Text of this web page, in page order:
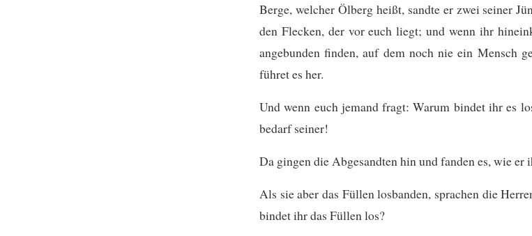
Berge, welcher Ölberg heißt, sandte er zwei seiner
den Flecken, der vor euch liegt; und wenn ihr
angebunden finden, auf dem noch nie ein Mensch
führet es her.
Und wenn euch jemand fragt: Warum bindet ihr es
bedarf seiner!
Da gingen die Abgesandten hin und fanden es, wie er
Als sie aber das Füllen losbanden, sprachen die
bindet ihr das Füllen los?